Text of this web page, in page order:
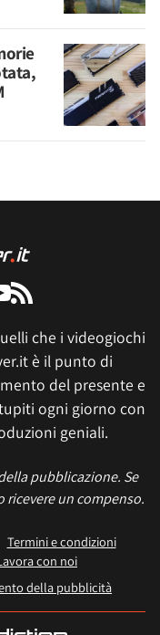
che i videogiochi
è il punto di
del presente e
ogni giorno con
geniali.
pubblicazione. Se
un compenso.
Termini e condizioni
con noi
della pubblicità